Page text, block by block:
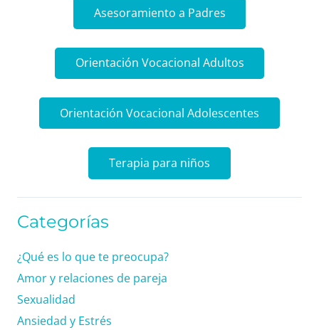
Asesoramiento a Padres
Orientación Vocacional Adultos
Orientación Vocacional Adolescentes
Terapia para niños
Categorías
¿Qué es lo que te preocupa?
Amor y relaciones de pareja
Sexualidad
Ansiedad y Estrés